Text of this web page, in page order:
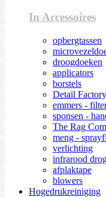
In Accessoires
opbergtassen
droogdoeken
applicators
borstels
Detail Factory
emmers -
sponsen -
The Rag
meng -
verlichting
infrarood
afplaktape
blowers
Hogedrukreiniging